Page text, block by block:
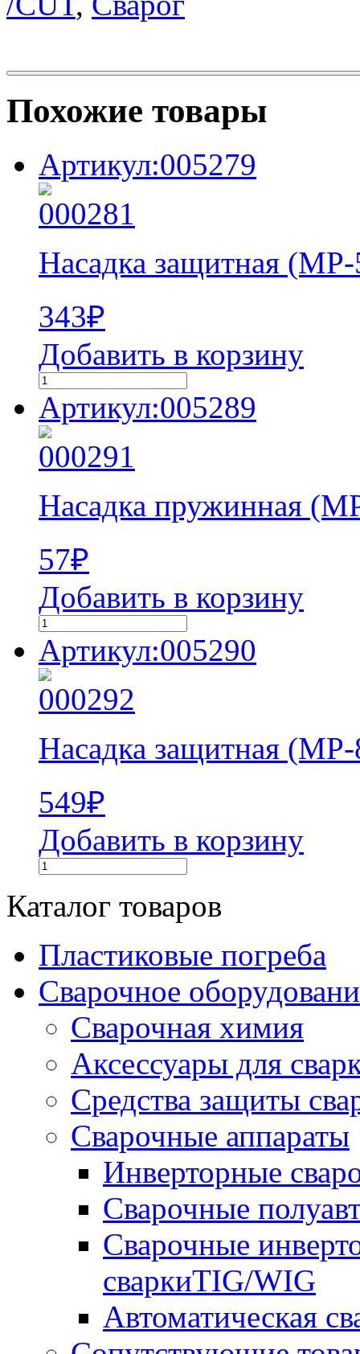
Похожие товары
Артикул:005279
Насадка защитная
343₽
Добавить в корзину
Артикул:005289
Насадка пружинная
57₽
Добавить в корзину
Артикул:005290
Насадка защитная
549₽
Добавить в корзину
Каталог товаров
Пластиковые погреба
Сварочное
Сварочная химия
Аксессуары для
Средства защиты
Сварочные аппараты
Инверторные
Сварочные
Сварочные
сваркиTIG/WIG
Автоматическая